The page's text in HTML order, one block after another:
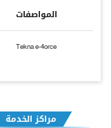
المواصفات
Tekna e-4orce
مراكز الخدمة